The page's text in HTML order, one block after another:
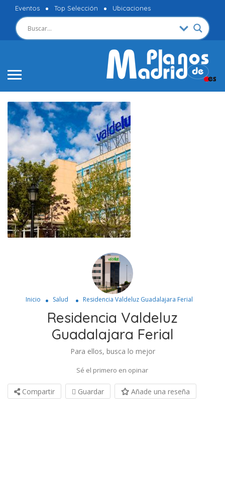
Eventos Top Selección Ubicaciones
Inicio Salud Residencia Valdeluz Guadalajara Ferial
Residencia Valdeluz
Guadalajara Ferial
Para ellos, busca lo mejor
Sé el primero en opinar
Compartir Guardar Añade una reseña